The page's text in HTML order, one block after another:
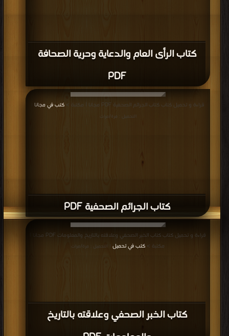
كتاب الرأى العام والدعاية وحرية الصحافة
PDF
كتاب الجرائم الصحفية PDF
قراءة و تحميل كتاب كتاب الجرائم الصحفية PDF مجانا | مكتبة > كتب في مجانا
التحميل : مرة/مرات
كتاب الخبر الصحفي وعلاقته بالتاريخ
قراءة و تحميل كتاب كتاب الخبر الصحفي وعلاقته بالتاريخ والمعلومات PDF مجانا |
مكتبة > كتب في تحميل | التحميل : مرة/مرات